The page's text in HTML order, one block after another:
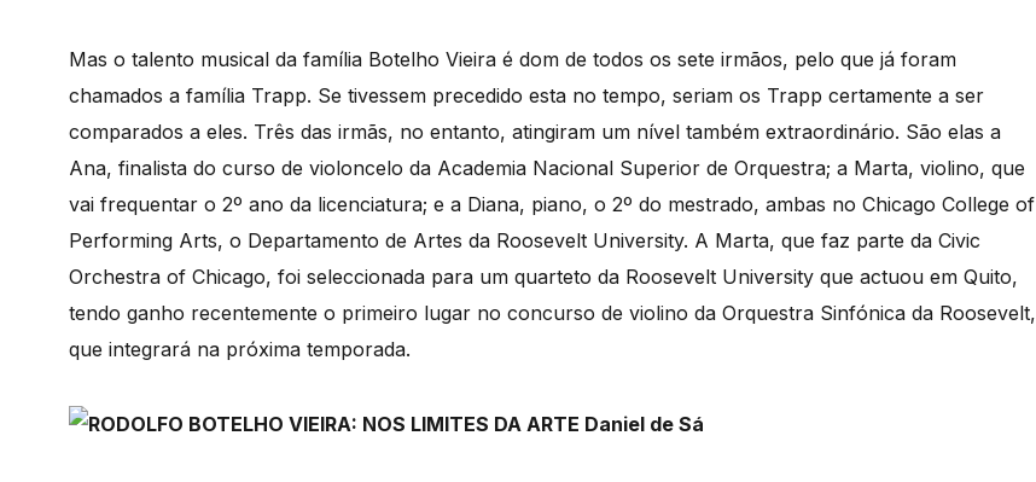
Mas o talento musical da família Botelho Vieira é dom de todos os sete irmãos, pelo que já foram
chamados a família Trapp. Se tivessem precedido esta no tempo, seriam os Trapp certamente a ser
comparados a eles. Três das irmãs, no entanto, atingiram um nível também extraordinário. São elas a
Ana, finalista do curso de violoncelo da Academia Nacional Superior de Orquestra; a Marta, violino, que
vai frequentar o 2º ano da licenciatura; e a Diana, piano, o 2º do mestrado, ambas no Chicago College of
Performing Arts, o Departamento de Artes da Roosevelt University. A Marta, que faz parte da Civic
Orchestra of Chicago, foi seleccionada para um quarteto da Roosevelt University que actuou em Quito,
tendo ganho recentemente o primeiro lugar no concurso de violino da Orquestra Sinfónica da Roosevelt,
que integrará na próxima temporada.